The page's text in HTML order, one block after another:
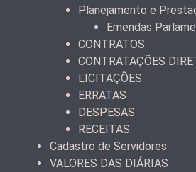
Planejamento e
Emendas
CONTRATOS
CONTRATAÇÕES
LICITAÇÕES
ERRATAS
DESPESAS
RECEITAS
Cadastro de Servidores
VALORES DAS DIÁRIAS